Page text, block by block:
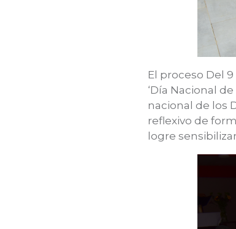
El proceso Del
‘Día Nacional
nacional de los
reflexivo de
logre